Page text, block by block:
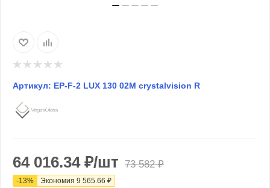
Артикул: EP-F-2 LUX 130 02М crystalvision R
64 016.34₽/шт 73 582₽
-13% Экономия 9 565.66 ₽